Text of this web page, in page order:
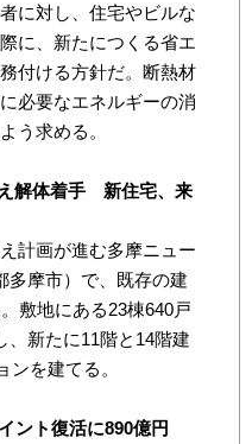
に対し、住宅やビルな
に、新たにつくる省エ
付ける方針だ。断熱材
必要なエネルギーの消
う求める。
解体着手 新住宅、来
計画が進む多摩ニュー
多摩市）で、既存の建
敷地にある23棟640戸
、新たに11階と14階建
ンを建てる。
ント復活に890億円